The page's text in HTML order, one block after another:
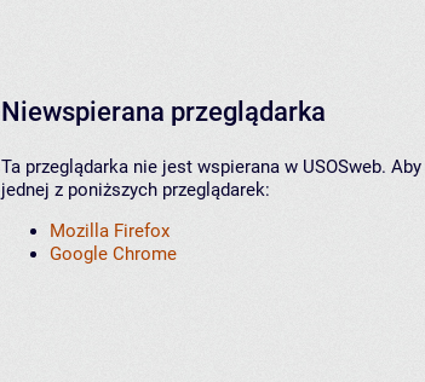
Niewspierana przeglądarka
Ta przeglądarka nie jest wspierana w USOSweb.
jednej z poniższych przeglądarek:
Mozilla Firefox
Google Chrome